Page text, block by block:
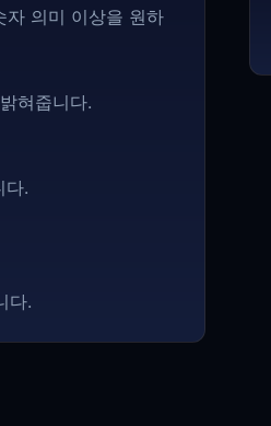
자 의미 이상을 원하
혀줍니다.
다.
다.